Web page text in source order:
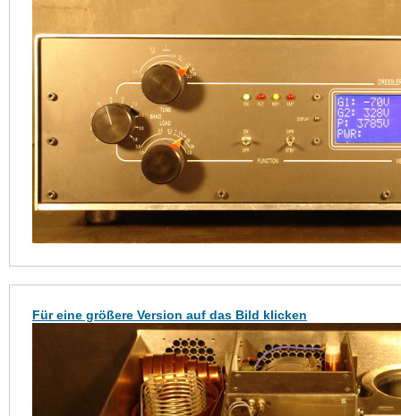
Für eine größere Version auf das Bild klicken